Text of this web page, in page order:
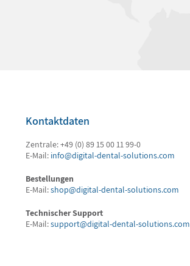
Kontaktdaten
Zentrale: +49 (0) 89 15 00 11 99-0
E-Mail: info@digital-dental-solutions.com
Bestellungen
E-Mail:shop@digital-dental-solutions.com
Technischer Support
E-Mail:support@digital-dental-solutions.com